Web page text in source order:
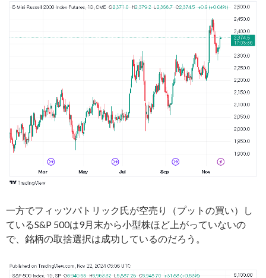
一方でフィッツパトリック氏が空売り（プットの買い）し
ているS&P 500は9月末から小型株ほど上がっていないの
で、銘柄の取捨選択は成功しているのだろう。